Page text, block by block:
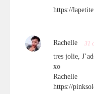
https://
Rachelle 31
tres jolie,
xo
Rachelle
https://